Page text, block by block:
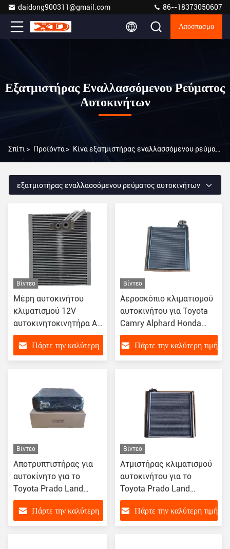
daidong900311@gmail.com 86--18373050607
Απόσπασμα
Εξατμιστήρας Εναλλασσόμενου Ρεύματος
Αυτοκινήτων
Σπίτι > Προϊόντα> Κίνα εξατμιστήρας εναλλασσόμενου ρεύματος αυτοκινήτων
εξατμιστήρας εναλλασσόμενου ρεύματος αυτοκινήτων
Βίντεο
Μέρη αυτοκινήτου
κλιματισμού 12V
αυτοκινητοκινητήρα AC
εξατμιστήρα
Αντικατάσταση για
Dodge Compass
Πάρτε την καλύτερη
Βίντεο
Αεροσκόπιο κλιματισμού
αυτοκινήτου για Toyota
Camry Alphard Honda
CRV Avancier 2017
88501-06460 80210-
THA-H01
Πάρτε την καλύτερη τιμή
Βίντεο
Αποτρυπτιστήρας για
αυτοκίνητο για το
Toyota Prado Land
Cruiser 4700 Lexus 470
OE 8850160410
Πάρτε την καλύτερη
Βίντεο
Ατμιστήρας κλιματισμού
αυτοκινήτου για το
Toyota Prado Land
Cruiser J150 8850160410
8850160411 8850160421
885010G020
Πάρτε την καλύτερη τιμή